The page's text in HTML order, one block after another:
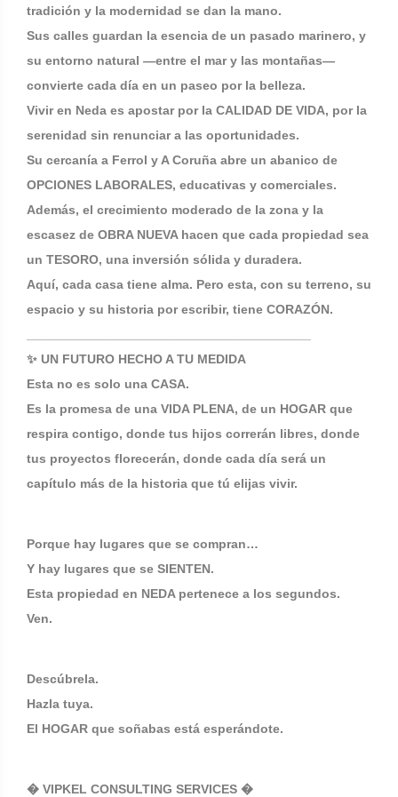
tradición y la modernidad se dan la mano.
Sus calles guardan la esencia de un pasado marinero, y
su entorno natural —entre el mar y las montañas—
convierte cada día en un paseo por la belleza.
Vivir en Neda es apostar por la CALIDAD DE VIDA, por la
serenidad sin renunciar a las oportunidades.
Su cercanía a Ferrol y A Coruña abre un abanico de
OPCIONES LABORALES, educativas y comerciales.
Además, el crecimiento moderado de la zona y la
escasez de OBRA NUEVA hacen que cada propiedad sea
un TESORO, una inversión sólida y duradera.
Aquí, cada casa tiene alma. Pero esta, con su terreno, su
espacio y su historia por escribir, tiene CORAZÓN.
✨ UN FUTURO HECHO A TU MEDIDA
Esta no es solo una CASA.
Es la promesa de una VIDA PLENA, de un HOGAR que
respira contigo, donde tus hijos correrán libres, donde
tus proyectos florecerán, donde cada día será un
capítulo más de la historia que tú elijas vivir.
Porque hay lugares que se compran…
Y hay lugares que se SIENTEN.
Esta propiedad en NEDA pertenece a los segundos.
Ven.
Descúbrela.
Hazla tuya.
El HOGAR que soñabas está esperándote.
� VIPKEL CONSULTING SERVICES �